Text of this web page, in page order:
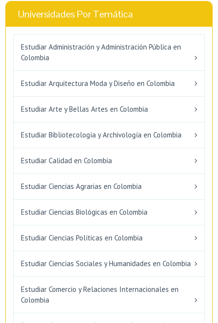
Universidades Por Temática
Estudiar Administración y Administración Pública en
Colombia
Estudiar Arquitectura Moda y Diseño en Colombia
Estudiar Arte y Bellas Artes en Colombia
Estudiar Bibliotecología y Archivología en Colombia
Estudiar Calidad en Colombia
Estudiar Ciencias Agrarias en Colombia
Estudiar Ciencias Biológicas en Colombia
Estudiar Ciencias Políticas en Colombia
Estudiar Ciencias Sociales y Humanidades en Colombia
Estudiar Comercio y Relaciones Internacionales en
Colombia